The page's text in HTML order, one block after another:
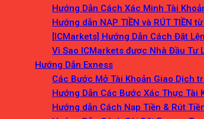
Hướng Dẫn Cách Xác Minh Tài
Hướng dẫn NẠP TIỀN và RÚT TIỀN
[ICMarkets] Hướng Dẫn Cách Đặt
Vì Sao ICMarkets được Nhà Đầu Tư
Hướng Dẫn Exness
Các Bước Mở Tài Khoản Giao Dịch
Hướng Dẫn Các Bước Xác Thực Tài
Hướng dẫn Cách Nạp Tiền & Rút